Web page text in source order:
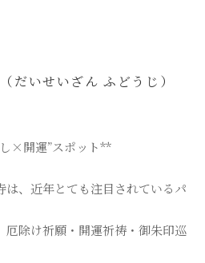
いせいざん ふどうじ）
×開運”スポット**
は、近年とても注目されているパ
厄除け祈願・開運祈祷・御朱印巡